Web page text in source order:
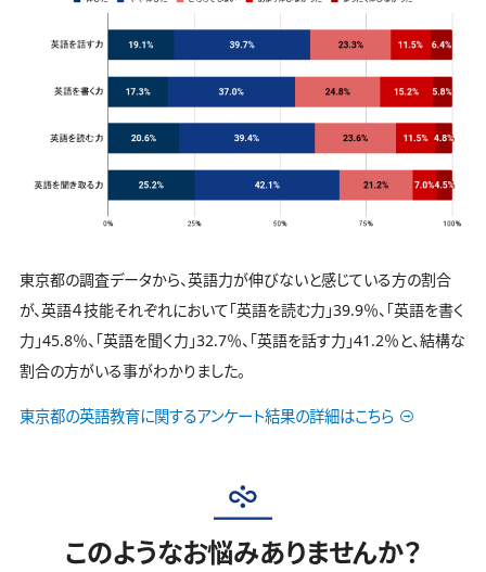
東京都の調査データから、英語力が伸びないと感じている方の割合
が、英語４技能それぞれにおいて「英語を読む力」39.9％、「英語を書く
力」45.8％、「英語を聞く力」32.7％、「英語を話す力」41.2％と、結構な
割合の方がいる事がわかりました。
東京都の英語教育に関するアンケート結果の詳細はこちら
このようなお悩みありませんか？